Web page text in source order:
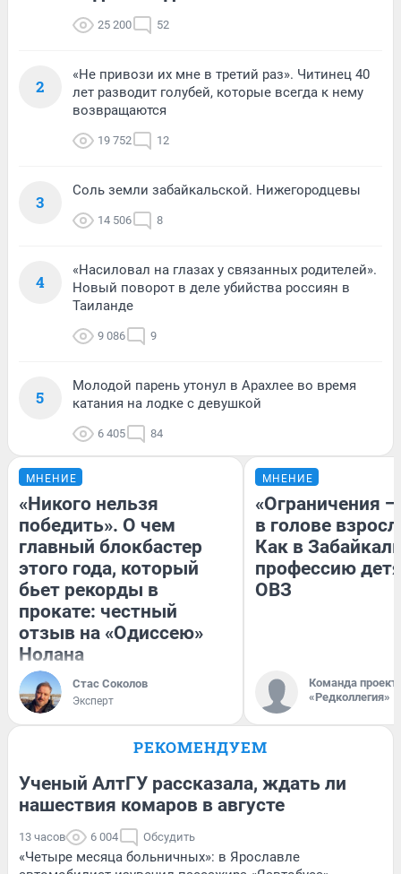
25 200 52
2
«Не привози их мне в третий раз». Читинец 40
лет разводит голубей, которые всегда к нему
возвращаются
19 752 12
3
Соль земли забайкальской. Нижегородцевы
14 506 8
4
«Насиловал на глазах у связанных родителей».
Новый поворот в деле убийства россиян в
Таиланде
9 086 9
5
Молодой парень утонул в Арахлее во время
катания на лодке с девушкой
6 405 84
МНЕНИЕ
«Никого нельзя
победить». О чем
главный блокбастер
этого года, который
бьет рекорды в
прокате: честный
отзыв на «Одиссею»
Нолана
Стас Соколов
Эксперт
МНЕНИЕ
«Ограничения
в голове
Как в
профессию
ОВЗ
Команда
«Редколлегия»
РЕКОМЕНДУЕМ
Ученый АлтГУ рассказала, ждать ли
нашествия комаров в августе
13 часов 6 004 Обсудить
«Четыре месяца больничных»: в Ярославле